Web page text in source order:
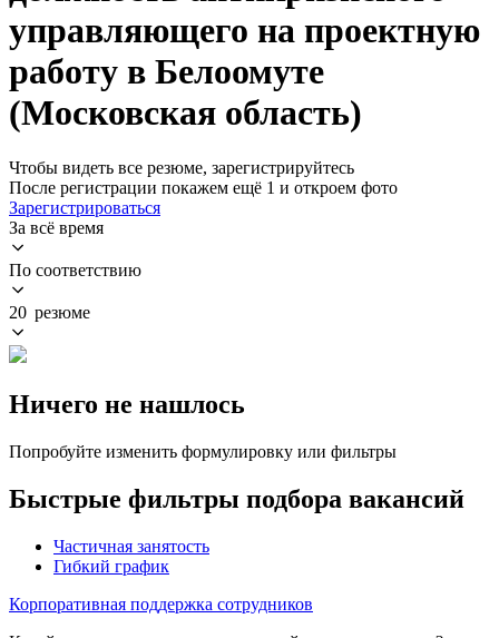
управляющего на проектную
работу в Белоомуте
(Московская область)
Чтобы видеть все резюме, зарегистрируйтесь
После регистрации покажем ещё 1 и откроем фото
Зарегистрироваться
За всё время
По соответствию
20 резюме
Ничего не нашлось
Попробуйте изменить формулировку или фильтры
Быстрые фильтры подбора вакансий
Частичная занятость
Гибкий график
Корпоративная поддержка сотрудников